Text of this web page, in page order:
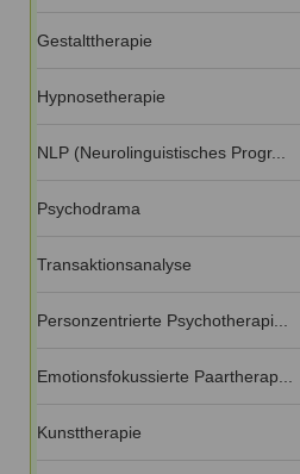
Gestalttherapie
Hypnosetherapie
NLP (Neurolinguistisches Progr...
Psychodrama
Transaktionsanalyse
Personzentrierte Psychotherapi...
Emotionsfokussierte Paartherap...
Kunsttherapie